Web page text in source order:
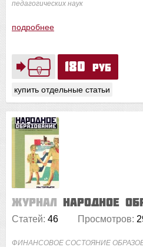
180 руб
купить отдельные статьи
педагогических наук
подробнее
Журнал Народное
Статей: 46 Просмотров:
ФИНАНСОВОЕ СОСТОЯНИЕ